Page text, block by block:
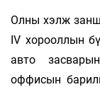
Олны хэлж
IV хорооллын
авто
оффисын